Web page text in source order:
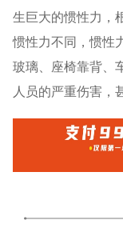
生巨大的惯性力，
惯性力不同，惯性
玻璃、座椅靠背、
人员的严重伤害，